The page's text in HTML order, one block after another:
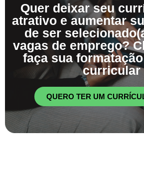
Quer deixar seu
atrativo e aumentar
de ser
vagas de emprego?
faça sua
curricular
QUERO TER UM